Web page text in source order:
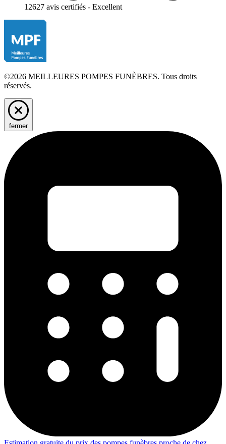
12627 avis certifiés - Excellent
©2026 MEILLEURES POMPES FUNÈBRES. Tous droits
réservés.
fermer